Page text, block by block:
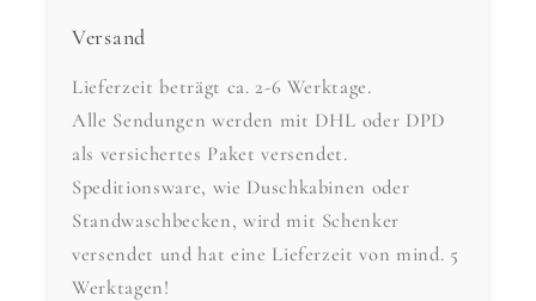
Versand
Lieferzeit beträgt ca. 2-6 Werktage.
Alle Sendungen werden mit DHL oder DPD
als versichertes Paket versendet.
Speditionsware, wie Duschkabinen oder
Standwaschbecken, wird mit Schenker
versendet und hat eine Lieferzeit von mind. 5
Werktagen!